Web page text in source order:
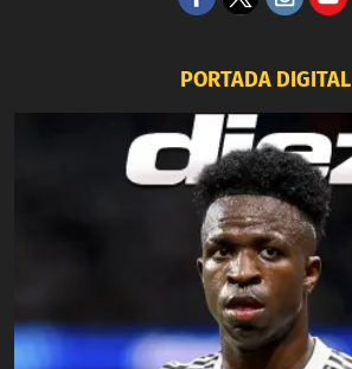
PORTADA DIGITAL